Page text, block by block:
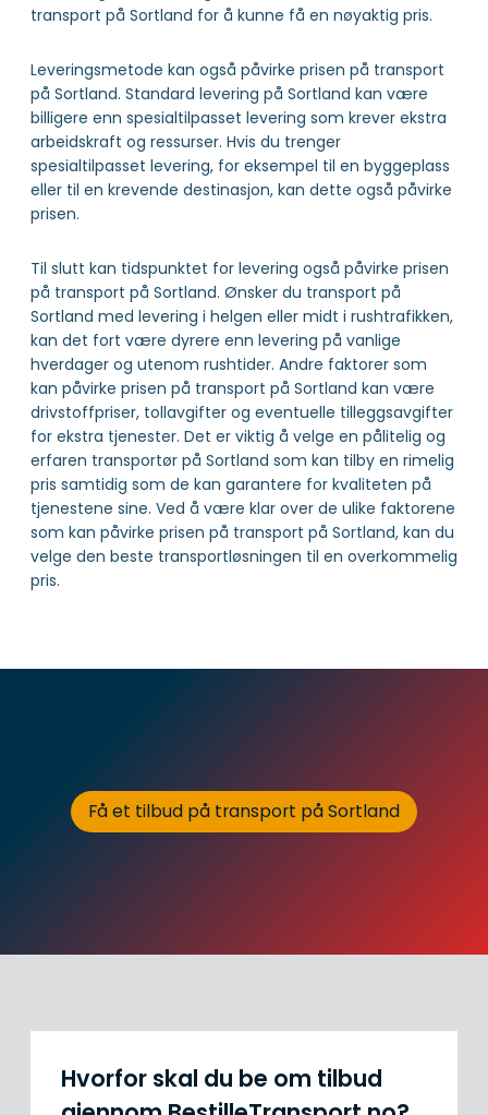
transport på Sortland for å kunne få en nøyaktig pris.
Leveringsmetode kan også påvirke prisen på transport
på Sortland. Standard levering på Sortland kan være
billigere enn spesialtilpasset levering som krever ekstra
arbeidskraft og ressurser. Hvis du trenger
spesialtilpasset levering, for eksempel til en byggeplass
eller til en krevende destinasjon, kan dette også påvirke
prisen.
Til slutt kan tidspunktet for levering også påvirke prisen
på transport på Sortland. Ønsker du transport på
Sortland med levering i helgen eller midt i rushtrafikken,
kan det fort være dyrere enn levering på vanlige
hverdager og utenom rushtider. Andre faktorer som
kan påvirke prisen på transport på Sortland kan være
drivstoffpriser, tollavgifter og eventuelle tilleggsavgifter
for ekstra tjenester. Det er viktig å velge en pålitelig og
erfaren transportør på Sortland som kan tilby en rimelig
pris samtidig som de kan garantere for kvaliteten på
tjenestene sine. Ved å være klar over de ulike faktorene
som kan påvirke prisen på transport på Sortland, kan du
velge den beste transportløsningen til en overkommelig
pris.
Få et tilbud på transport på Sortland
Hvorfor skal du be om tilbud